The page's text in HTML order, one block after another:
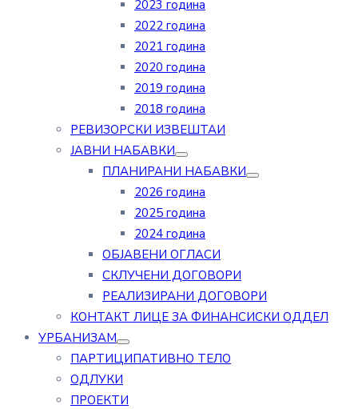
2023 година
2022 година
2021 година
2020 година
2019 година
2018 година
РЕВИЗОРСКИ ИЗВЕШТАИ
ЈАВНИ НАБАВКИ
ПЛАНИРАНИ НАБАВКИ
2026 година
2025 година
2024 година
ОБЈАВЕНИ ОГЛАСИ
СКЛУЧЕНИ ДОГОВОРИ
РЕАЛИЗИРАНИ ДОГОВОРИ
КОНТАКТ ЛИЦЕ ЗА ФИНАНСИСКИ ОДДЕЛ
УРБАНИЗАМ
ПАРТИЦИПАТИВНО ТЕЛО
ОДЛУКИ
ПРОЕКТИ